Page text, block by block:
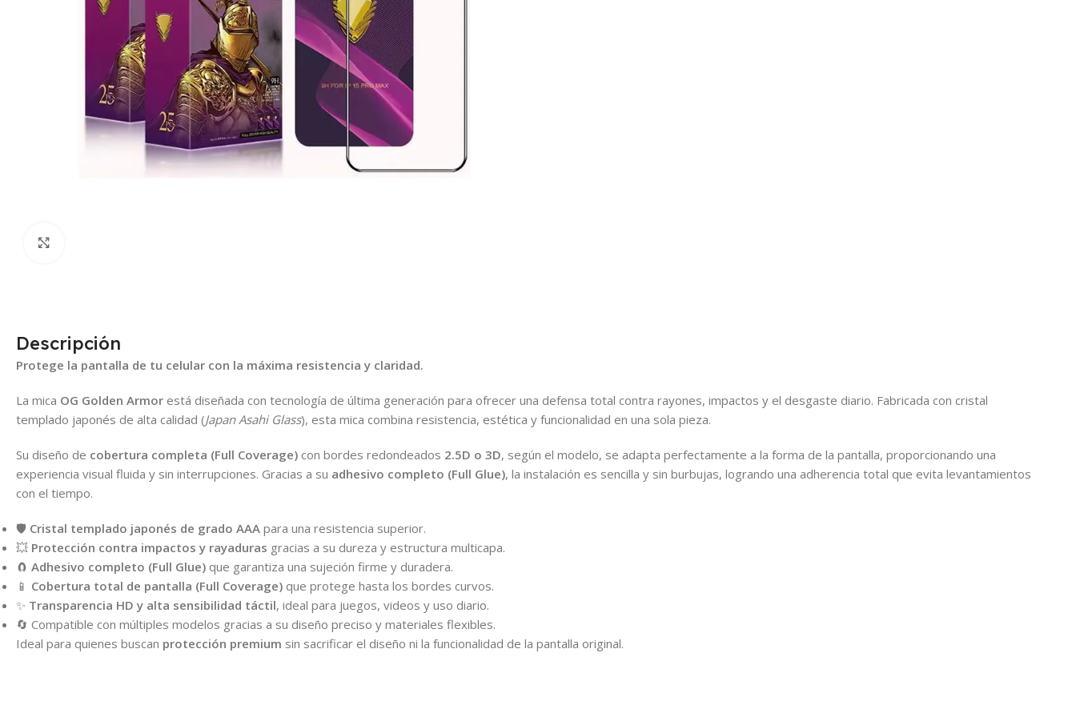
Descripción
Protege la pantalla de tu celular con la máxima resistencia y claridad.
La mica OG Golden Armor está diseñada con tecnología de última generación para ofrecer una defensa total contra rayones, impactos y el desgaste diario. Fabricada con cristal
templado japonés de alta calidad (Japan Asahi Glass), esta mica combina resistencia, estética y funcionalidad en una sola pieza.
Su diseño de cobertura completa (Full Coverage) con bordes redondeados 2.5D o 3D, según el modelo, se adapta perfectamente a la forma de la pantalla, proporcionando una
experiencia visual fluida y sin interrupciones. Gracias a su adhesivo completo (Full Glue), la instalación es sencilla y sin burbujas, logrando una adherencia total que evita levantamientos
con el tiempo.
🛡️ Cristal templado japonés de grado AAA para una resistencia superior.
💥 Protección contra impactos y rayaduras gracias a su dureza y estructura multicapa.
🧲 Adhesivo completo (Full Glue) que garantiza una sujeción firme y duradera.
📱 Cobertura total de pantalla (Full Coverage) que protege hasta los bordes curvos.
✨ Transparencia HD y alta sensibilidad táctil, ideal para juegos, videos y uso diario.
🔄 Compatible con múltiples modelos gracias a su diseño preciso y materiales flexibles.
Ideal para quienes buscan protección premium sin sacrificar el diseño ni la funcionalidad de la pantalla original.